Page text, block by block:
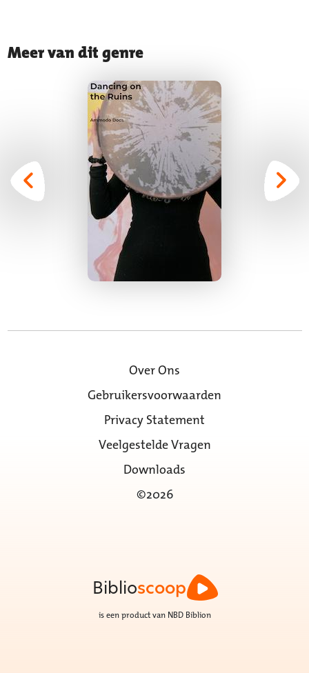
Meer van dit genre
Over Ons
Gebruikersvoorwaarden
Privacy Statement
Veelgestelde Vragen
Downloads
©2026
Biblioscoop
is een product van NBD Biblion